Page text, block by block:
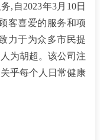
,自2023年3月10日
客喜爱的服务和项
力于为众多市民提
为胡超。该公司注
乎每个人日常健康